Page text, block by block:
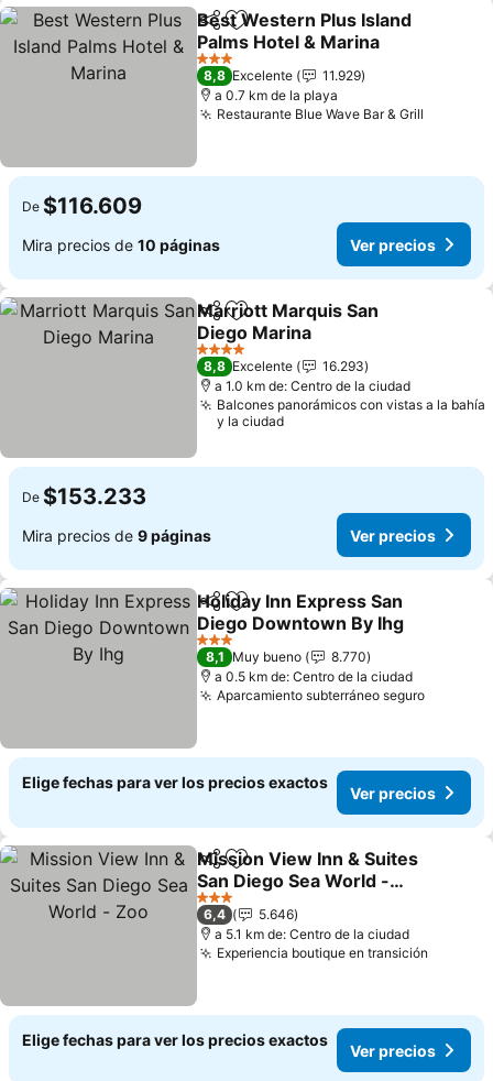
CompartirAgregar a favoritos
Best Western Plus Island
Palms Hotel & Marina
3 Estrellas
8,8 Excelente
11.929
a 0.7 km de la playa
Restaurante Blue Wave Bar & Grill
De $116.609
Mira precios de 10 páginas Ver precios
CompartirAgregar a favoritos
Marriott Marquis San
Diego Marina
4 Estrellas
8,8 Excelente
16.293
a 1.0 km de: Centro de la ciudad
Balcones panorámicos con vistas a la bahía
y la ciudad
De $153.233
Mira precios de 9 páginas Ver precios
CompartirAgregar a favoritos
Holiday Inn Express San
Diego Downtown By Ihg
3 Estrellas
8,1 Muy bueno
8.770
a 0.5 km de: Centro de la ciudad
Aparcamiento subterráneo seguro
Elige fechas para ver los precios exactos
Ver precios
CompartirAgregar a favoritos
Mission View Inn & Suites
San Diego Sea World -
Zoo
3 Estrellas
6,4
5.646
a 5.1 km de: Centro de la ciudad
Experiencia boutique en transición
Elige fechas para ver los precios exactos
Ver precios